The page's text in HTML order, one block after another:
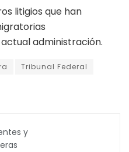
litigios que han
administración.
Tribunal Federal